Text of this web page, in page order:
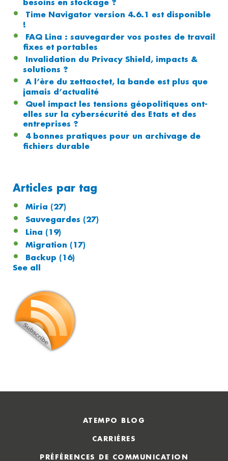
besoins en stockage ?
Time Navigator version 4.6.1 est disponible
!
FAQ Lina : sauvegarder vos postes de travail
fixes et portables
Invalidation du Privacy Shield, impacts &
solutions ?
A l’ère du zettaoctet, la bande est plus que
jamais d’actualité
Quel impact les tensions géopolitiques ont-
elles sur la cybersécurité des Etats et des
entreprises ?
4 bonnes pratiques pour un archivage de
fichiers durable
Articles par tag
Miria (27)
Sauvegardes (27)
Lina (19)
Migration (17)
Backup (16)
See all
ATEMPO BLOG
CARRIÈRES
PRÉFÉRENCES DE COMMUNICATION